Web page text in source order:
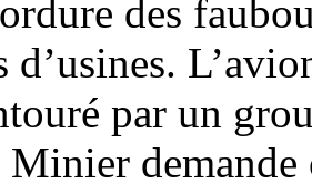
des
d’usines.
par un
Minier